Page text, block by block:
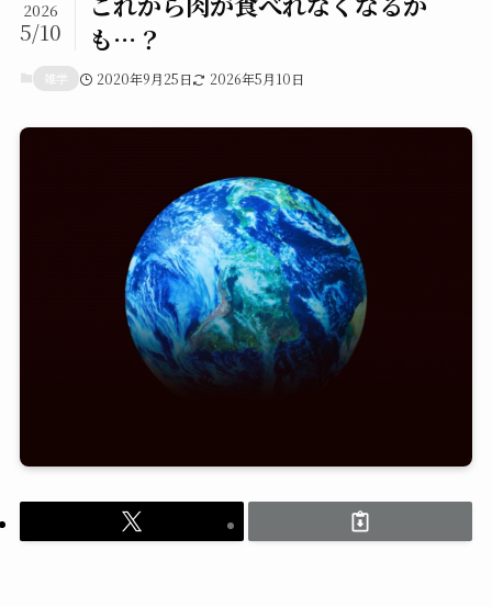
も…？
2026
5/10
雑学 2020年9月25日 2026年5月10日